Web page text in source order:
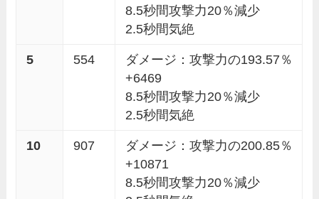
8.5秒間攻撃力20％減少
2.5秒間気絶
5 554
ダメージ：攻撃力の193.57％
+6469
8.5秒間攻撃力20％減少
2.5秒間気絶
10 907
ダメージ：攻撃力の200.85％
+10871
8.5秒間攻撃力20％減少